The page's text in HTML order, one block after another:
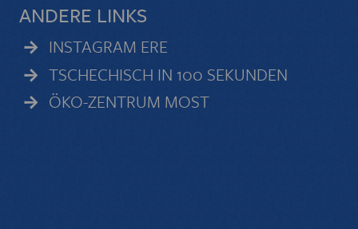
ANDERE LINKS
INSTAGRAM ERE
TSCHECHISCH IN 100 SEKUNDEN
ÖKO-ZENTRUM MOST